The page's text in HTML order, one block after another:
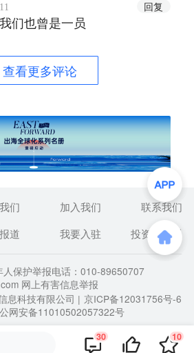
回复
们也曾是一员
查看更多评论
30 10
们 加入我们
联系我们
道 我要入驻 投资者关系
保护举报电话：010-89650707
网上有害信息举报
息科技有限公司 | 京ICP备12031756号-6
网安备11010502057322号